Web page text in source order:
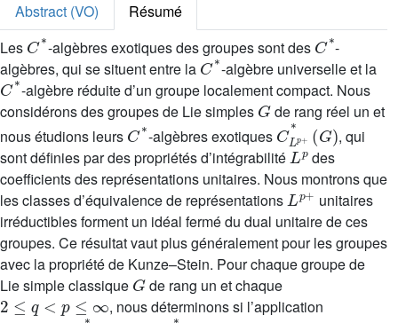
Abstract (VO)
Résumé
Les
C*
-algèbres exotiques des groupes sont des
C*
-
algèbres, qui se situent entre la
C*
-algèbre universelle et la
C*
-algèbre réduite d’un groupe localement compact. Nous
considérons des groupes de Lie simples
G
de rang réel un et
nous étudions leurs
C*
-algèbres exotiques
CLp+*
(G)
, qui
sont définies par des propriétés d’intégrabilité
Lp
des
coefficients des représentations unitaires. Nous montrons que
les classes d’équivalence de représentations
Lp+
unitaires
irréductibles forment un idéal fermé du dual unitaire de ces
groupes. Ce résultat vaut plus généralement pour les groupes
avec la propriété de Kunze–Stein. Pour chaque groupe de
Lie simple classique
G
de rang un et chaque
2≤q<p≤∞
, nous déterminons si l’application